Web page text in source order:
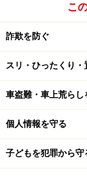
子どものうちか
う教育やしつけ
るだけで、きち
かがポイントで
きで捕まった
か？」と一度で
ないか、「うち
実を認めたがら
こ
詐欺を防ぐ
スリ・ひったくり
車盗難・車上荒らし
個人情報を守る
子どもを犯罪から守